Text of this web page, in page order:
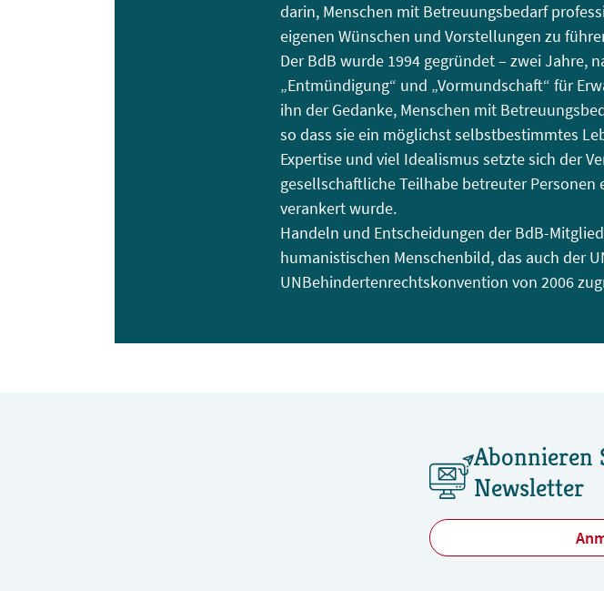
darin, Menschen mit Betreuungsbedarf
eigenen Wünschen und Vorstellungen zu
Der BdB wurde 1994 gegründet – zwei Jahre,
„Entmündigung“ und „Vormundschaft“ für
ihn der Gedanke, Menschen mit
so dass sie ein möglichst selbstbestimmtes
Expertise und viel Idealismus setzte sich der
gesellschaftliche Teilhabe betreuter Personen
verankert wurde.
Handeln und Entscheidungen der BdB-
humanistischen Menschenbild, das auch der
UNBehindertenrechtskonvention von 2006
Abonnieren
Newsletter